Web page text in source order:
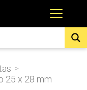
>
25 x 28 mm